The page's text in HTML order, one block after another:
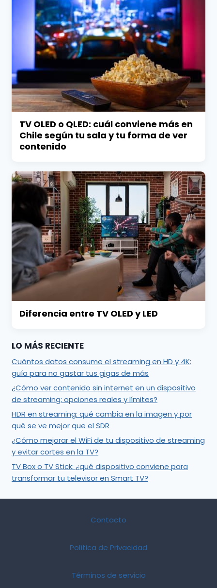
TV OLED o QLED: cuál conviene más en
Chile según tu sala y tu forma de ver
contenido
Diferencia entre TV OLED y LED
LO MÁS RECIENTE
Cuántos datos consume el streaming en HD y 4K:
guía para no gastar tus gigas de más
¿Cómo ver contenido sin internet en un dispositivo
de streaming: opciones reales y límites?
HDR en streaming: qué cambia en la imagen y por
qué se ve mejor que el SDR
¿Cómo mejorar el WiFi de tu dispositivo de streaming
y evitar cortes en la TV?
TV Box o TV Stick: ¿qué dispositivo conviene para
transformar tu televisor en Smart TV?
Contacto
Política de Privacidad
Términos de servicio